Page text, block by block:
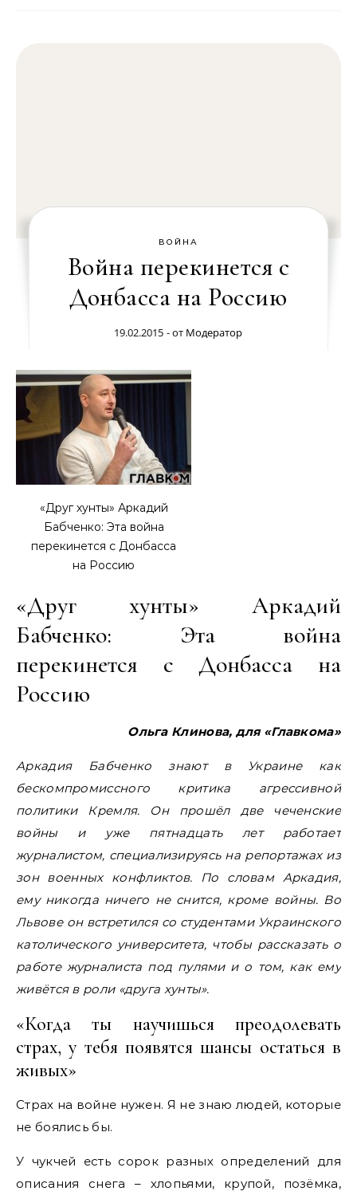
ВОЙНА
Война перекинется с
Донбасса на Россию
19.02.2015 - от Модератор
«Друг хунты» Аркадий
Бабченко: Эта война
перекинется с Донбасса
на Россию
«Друг хунты» Аркадий
Бабченко: Эта война
перекинется с Донбасса на
Россию
Ольга Клинова, для «Главкома»
Аркадия Бабченко знают в Украине как
бескомпромиссного критика агрессивной
политики Кремля. Он прошёл две чеченские
войны и уже пятнадцать лет работает
журналистом, специализируясь на репортажах из
зон военных конфликтов. По словам Аркадия,
ему никогда ничего не снится, кроме войны. Во
Львове он встретился со студентами Украинского
католического университета, чтобы рассказать о
работе журналиста под пулями и о том, как ему
живётся в роли «друга хунты».
«Когда ты научишься преодолевать
страх, у тебя появятся шансы остаться в
живых»
Страх на войне нужен. Я не знаю людей, которые
не боялись бы.
У чукчей есть сорок разных определений для
описания снега – хлопьями, крупой, позёмка,